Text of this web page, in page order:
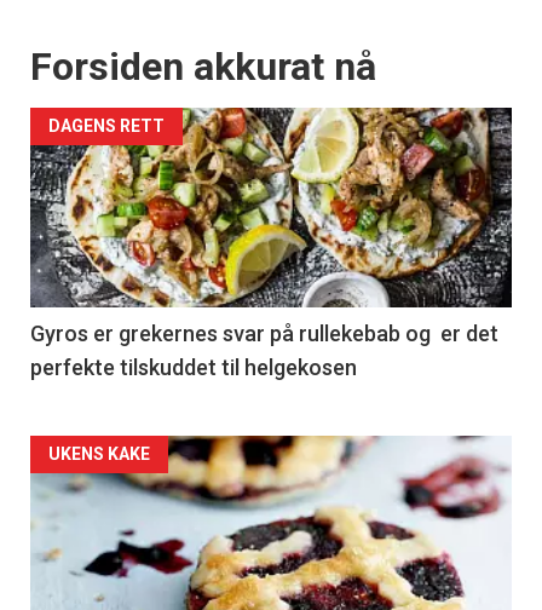
Forsiden akkurat nå
DAGENS RETT
Gyros er grekernes svar på rullekebab og er det
perfekte tilskuddet til helgekosen
Forsiden
akkurat
nå
UKENS KAKE